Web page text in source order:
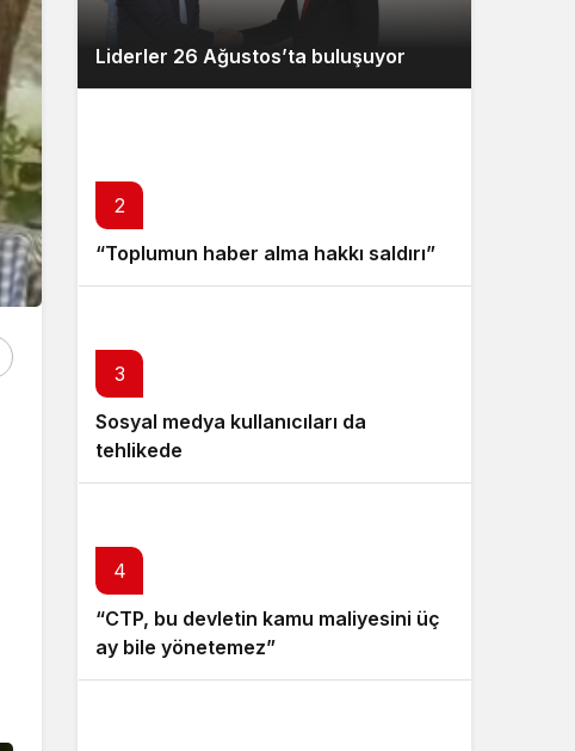
Liderler 26 Ağustos’ta buluşuyor
2
“Toplumun haber alma hakkı saldırı”
3
Sosyal medya kullanıcıları da
tehlikede
4
“CTP, bu devletin kamu maliyesini üç
ay bile yönetemez”